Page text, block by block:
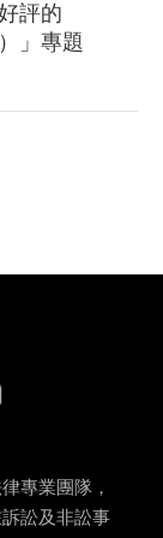
評的
」專題
專業團隊，
訟及非訟事